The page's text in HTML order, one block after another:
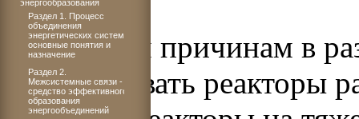
По разным причинам в
разрабатывать
энергообразования
Раздел 1. Процесс
объединения
энергетических систем:
основные понятия и
назначение
Раздел 2.
Межсистемные связи -
средство эффективного
образования
энергообъединений